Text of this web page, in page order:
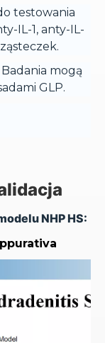
testowania
IL-1, anty-IL-
Badania mogą
GLP.
NHP HS: